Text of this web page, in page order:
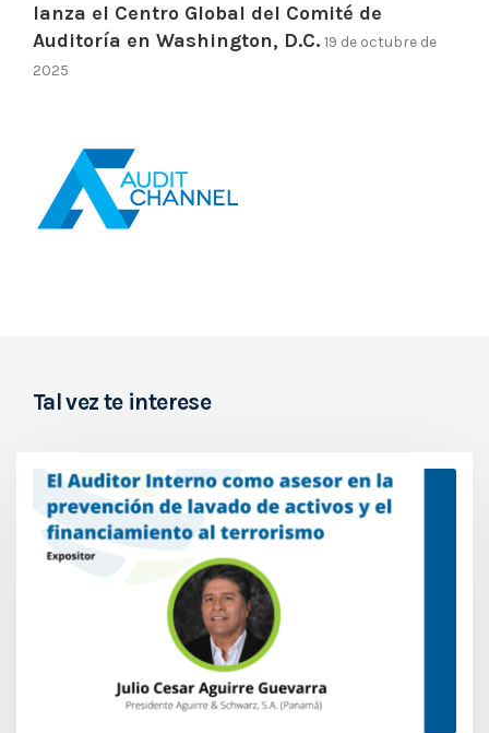
lanza el Centro Global del Comité de
Auditoría en Washington, D.C. 19 de octubre de
2025
Tal vez te interese